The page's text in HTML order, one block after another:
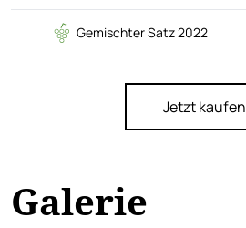
Gemischter Satz 2022
Jetzt kaufen
Galerie